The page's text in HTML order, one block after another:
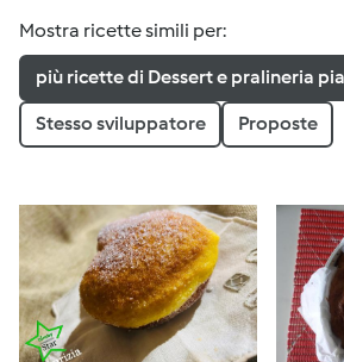
Mostra ricette simili per:
più ricette di Dessert e pralineria
Stesso sviluppatore Proposte